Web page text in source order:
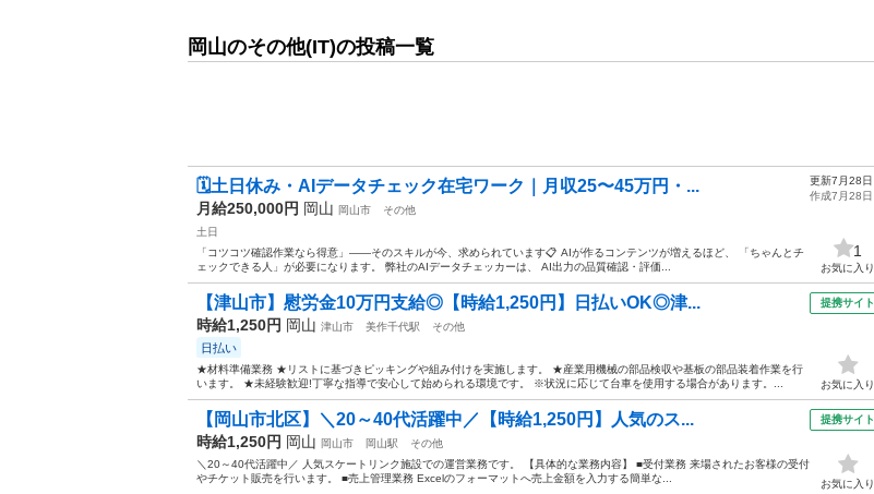
岡山のその他(IT)の投稿一覧
🗓️土日休み・AIデータチェック在宅ワーク｜月収25〜45万円・...
月給250,000円 岡山 岡山市
その他
土日
「コツコツ確認作業なら得意」——そのスキルが今、求められています📋 AIが作るコンテンツが増えるほど、 「ちゃんとチ
ェックできる人」が必要になります。 弊社のAIデータチェッカーは、 AI出力の品質確認・評価...
更新7月28日
作成7月28日
1
お気に入り
【津山市】慰労金10万円支給◎【時給1,250円】日払いOK◎津...
時給1,250円 岡山 津山市 美作千代駅 その他
日払い
★材料準備業務 ★リストに基づきピッキングや組み付けを実施します。 ★産業用機械の部品検収や基板の部品装着作業を行
います。 ★未経験歓迎!丁寧な指導で安心して始められる環境です。 ※状況に応じて台車を使用する場合があります。...
提携サイト
お気に入り
【岡山市北区】＼20～40代活躍中／【時給1,250円】人気のス...
時給1,250円 岡山 岡山市 岡山駅
その他
＼20～40代活躍中／ 人気スケートリンク施設での運営業務です。 【具体的な業務内容】 ■受付業務 来場されたお客様の受付
やチケット販売を行います。 ■売上管理業務 Excelのフォーマットへ売上金額を入力する簡単な...
提携サイト
お気に入り